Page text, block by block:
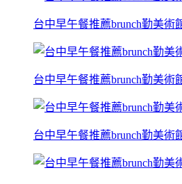
台中早午餐推薦brunch勤美
台中早午餐推薦brunch勤美
台中早午餐推薦brunch勤美